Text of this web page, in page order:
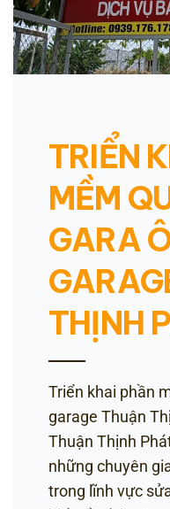
TRIỂN
MỀM
GARA
THỊNH
Triển khai phần
garage Thuận
Thuận Thịnh
những chuyên
trong lĩnh vực